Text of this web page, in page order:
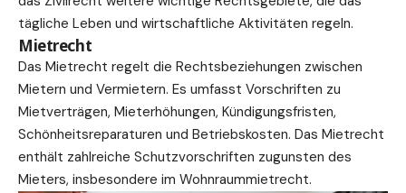
tägliche Leben und wirtschaftliche Aktivitäten regeln.
Mietrecht
Das Mietrecht regelt die Rechtsbeziehungen zwischen
Mietern und Vermietern. Es umfasst Vorschriften zu
Mietverträgen, Mieterhöhungen, Kündigungsfristen,
Schönheitsreparaturen und Betriebskosten. Das Mietrecht
enthält zahlreiche Schutzvorschriften zugunsten des
Mieters, insbesondere im Wohnraummietrecht.